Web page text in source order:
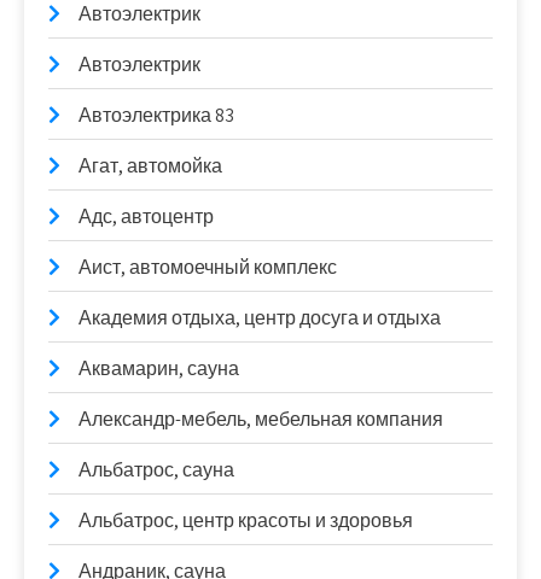
Автоэлектрик
Автоэлектрик
Автоэлектрика 83
Агат, автомойка
Адс, автоцентр
Аист, автомоечный комплекс
Академия отдыха, центр досуга и отдыха
Аквамарин, сауна
Александр-мебель, мебельная компания
Альбатрос, сауна
Альбатрос, центр красоты и здоровья
Андраник, сауна